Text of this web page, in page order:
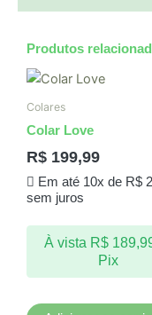
Produtos
Colares
Colar Love
R$ 199,99
Em até 10x de R$
sem juros
À vista R$
Pix